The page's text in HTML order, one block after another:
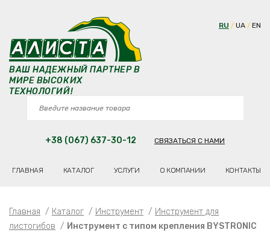
RU UA EN
ВАШ НАДЕЖНЫЙ ПАРТНЕР В
МИРЕ ВЫСОКИХ
ТЕХНОЛОГИЙ!
+38 (067) 637-30-12 СВЯЗАТЬСЯ С НАМИ
ГЛАВНАЯ КАТАЛОГ УСЛУГИ О КОМПАНИИ КОНТАКТЫ
Главная / Каталог / Инструмент / Инструмент для
листогибов / Инструмент с типом крепления BYSTRONIC